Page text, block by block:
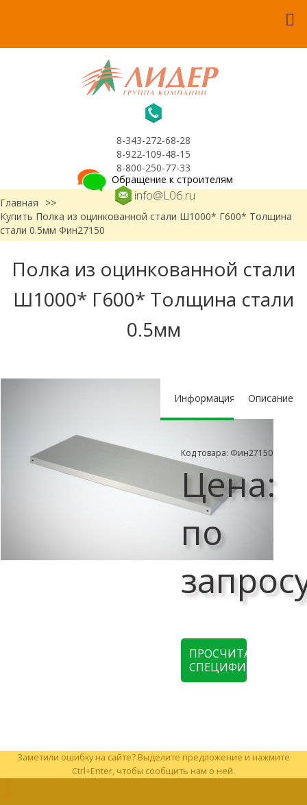
8-343-272-68-28
8-922-109-48-15
8-800-250-77-33
info@L06.ru
Обращение к строителям
Главная
>>
Купить Полка из оцинкованной стали Ш1000* Г600* Толщина
стали 0.5мм Фин27150
Полка из оцинкованной стали
Ш1000* Г600* Толщина стали
0.5мм
Информация Описание
Код товара: Фин27150
Цена:
по
ПРОСЧИТАТЬ
СПЕЦИФИКАЦИЮ
Заметили ошибку на сайте? Выделите предложение и нажмите
Ctrl+Enter, чтобы сообщить нам о ней.